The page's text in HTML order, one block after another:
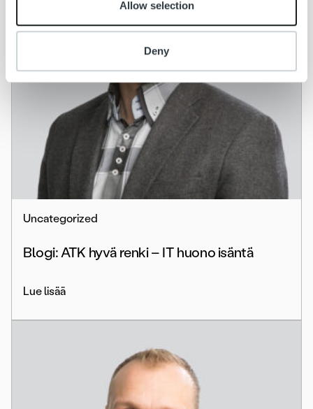
Allow selection
Deny
Uncategorized
Blogi: ATK hyvä renki – IT huono isäntä
Lue lisää